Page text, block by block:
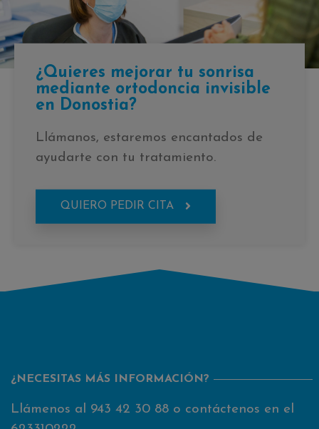
¿Quieres mejorar tu sonrisa
mediante ortodoncia invisible
en Donostia?
Llámanos, estaremos encantados de
ayudarte con tu tratamiento.
QUIERO PEDIR CITA
¿NECESITAS MÁS INFORMACIÓN?
Llámenos al 943 42 30 88 o contáctenos en el